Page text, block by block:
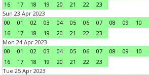
16
17 18 19 20 21 22
23
Sun 23 Apr 2023
00
01 02 03 04 05 06 07 08 09 10
16
17 18 19 20 21 22
23
Mon 24 Apr 2023
00
01 02 03 04 05 06 07 08 09 10
16
17 18 19 20 21 22
23
Tue 25 Apr 2023